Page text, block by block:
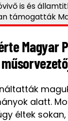
is és
támogatták
Magyar
alatt.
éltek